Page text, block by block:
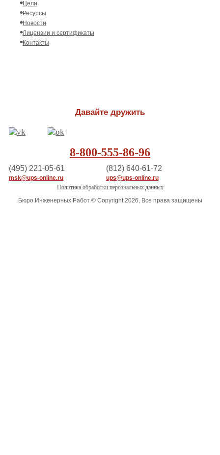
Цели
Ресурсы
Новости
Лицензии и сертификаты
Контакты
Давайте дружить
8-800-555-86-96
(495) 221-05-61
msk@ups-online.ru
(812) 640-61-72
ups@ups-online.ru
Политика обработки персональных данных
Бюро Инженерных Работ © Copyright 2026, Все права защищены